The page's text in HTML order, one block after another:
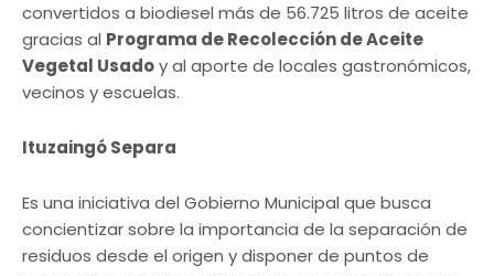
convertidos a biodiesel más de 56.725 litros de aceite
gracias al Programa de Recolección de Aceite
Vegetal Usadoy al aporte de locales gastronómicos,
vecinos y escuelas.
Ituzaingó Separa
Es una iniciativa del Gobierno Municipal que busca
concientizar sobre la importancia de la separación de
residuos desde el origen y disponer de puntos de